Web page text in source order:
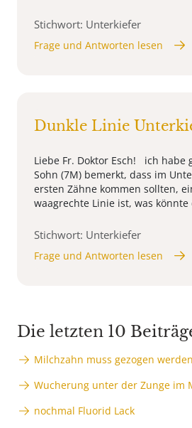
Stichwort: Unterkiefer
Frage und Antworten lesen
Dunkle Linie
Liebe Fr. Doktor Esch! ich habe
Sohn (7M) bemerkt, dass im
ersten Zähne kommen sollten,
waagrechte Linie ist, was
Stichwort: Unterkiefer
Frage und Antworten lesen
Die letzten 10
Milchzahn muss gezogen werden
Wucherung unter der Zunge im
nochmal Fluorid Lack